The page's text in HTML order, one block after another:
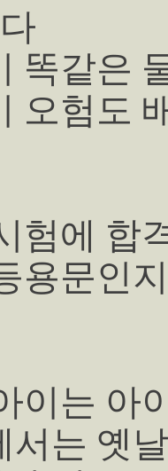
똑같은
오험도
험에 합
용문인
이는 아
서는 옛